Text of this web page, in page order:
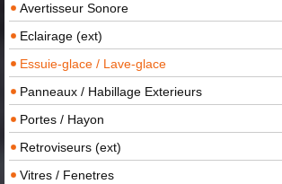
Avertisseur Sonore
Eclairage (ext)
Essuie-glace / Lave-glace
Panneaux / Habillage Exterieurs
Portes / Hayon
Retroviseurs (ext)
Vitres / Fenetres